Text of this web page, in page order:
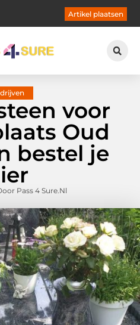
Artikel plaatsen
voor
Oud
bestel je
Pass 4 Sure.nl